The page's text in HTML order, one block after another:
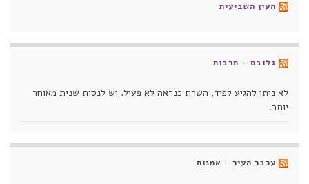
העין השביעית
גלובס – תרבות
לא ניתן להגיע לפיד, השרת כנראה לא פעיל. יש לנסות שנית מאוחר
יותר.
עכבר העיר - אמנות